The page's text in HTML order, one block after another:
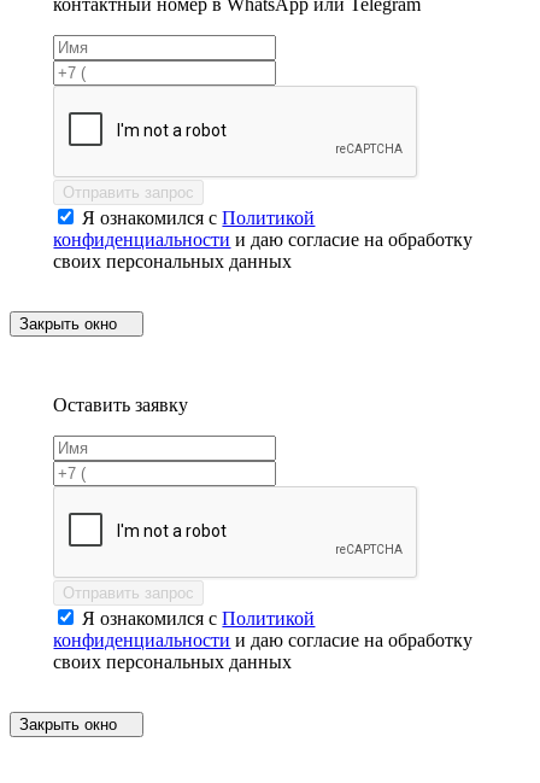
контактный номер в WhatsApp или Telegram
Отправить запрос
Я ознакомился сПолитикой
конфиденциальности и даю согласие на обработку
своих персональных данных
Закрыть окно
Оставить заявку
Отправить запрос
Я ознакомился сПолитикой
конфиденциальности и даю согласие на обработку
своих персональных данных
Закрыть окно